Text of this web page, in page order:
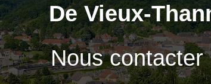
De Vieux-
Nous contacter